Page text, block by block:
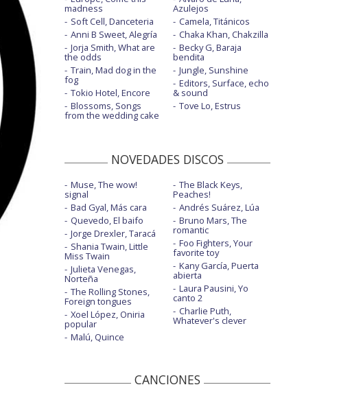
madness
Soft Cell, Danceteria
Anni B Sweet, Alegría
Jorja Smith, What are
the odds
Train, Mad dog in the
fog
Tokio Hotel, Encore
Blossoms, Songs
from the wedding cake
Azulejos
Camela, Titánicos
Chaka Khan, Chakzilla
Becky G, Baraja
bendita
Jungle, Sunshine
Editors, Surface, echo
& sound
Tove Lo, Estrus
NOVEDADES DISCOS
Muse, The wow!
signal
Bad Gyal, Más cara
Quevedo, El baifo
Jorge Drexler, Taracá
Shania Twain, Little
Miss Twain
Julieta Venegas,
Norteña
The Rolling Stones,
Foreign tongues
Xoel López, Oniria
popular
Malú, Quince
The Black Keys,
Peaches!
Andrés Suárez, Lúa
Bruno Mars, The
romantic
Foo Fighters, Your
favorite toy
Kany García, Puerta
abierta
Laura Pausini, Yo
canto 2
Charlie Puth,
Whatever's clever
CANCIONES